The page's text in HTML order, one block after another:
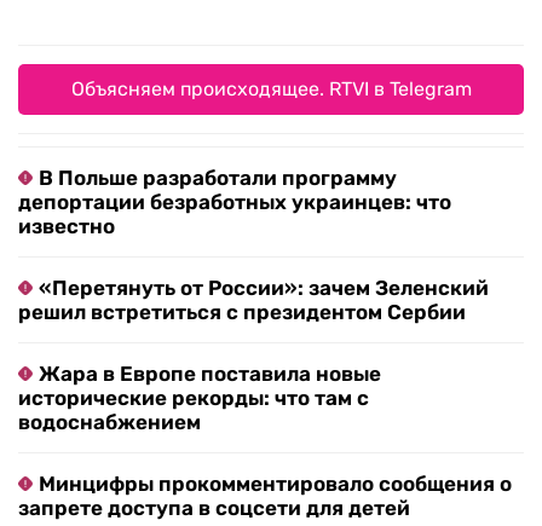
Объясняем происходящее. RTVI в Telegram
В Польше разработали программу
депортации безработных украинцев: что
известно
«Перетянуть от России»: зачем Зеленский
решил встретиться с президентом Сербии
Жара в Европе поставила новые
исторические рекорды: что там с
водоснабжением
Минцифры прокомментировало сообщения о
запрете доступа в соцсети для детей